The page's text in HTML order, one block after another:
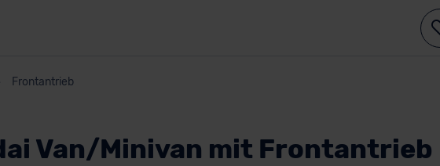
Frontantrieb
Van/Minivan mit Frontantrieb